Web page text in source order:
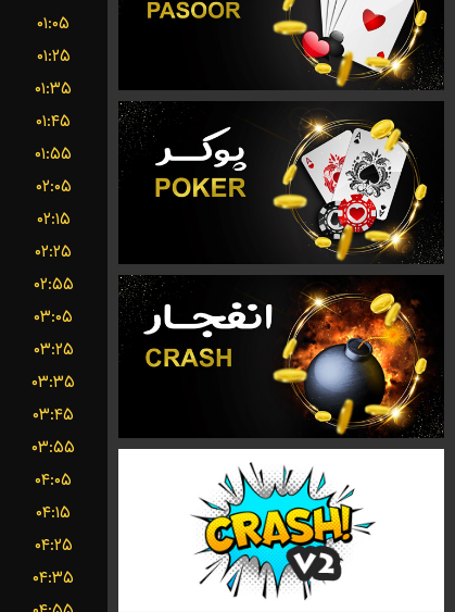
۰۱:۰۵
۰۱:۲۵
۰۱:۳۵
۰۱:۴۵
۰۱:۵۵
۰۲:۰۵
۰۲:۱۵
۰۲:۲۵
۰۲:۵۵
۰۳:۰۵
۰۳:۲۵
۰۳:۳۵
۰۳:۴۵
۰۳:۵۵
۰۴:۰۵
۰۴:۱۵
۰۴:۲۵
۰۴:۳۵